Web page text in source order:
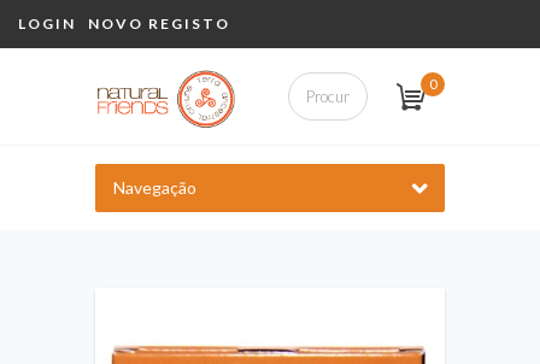
LOGIN NOVO REGISTO
0
Navegação